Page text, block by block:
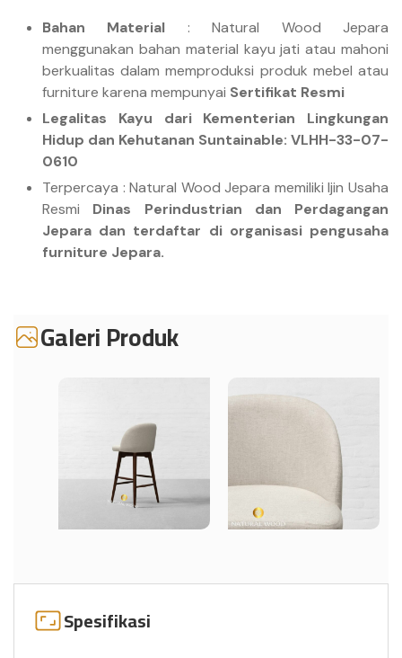
Bahan Material : Natural Wood Jepara
menggunakan bahan material kayu jati atau mahoni
berkualitas dalam memproduksi produk mebel atau
furniture karena mempunyai Sertifikat Resmi
Legalitas Kayu dari Kementerian Lingkungan
Hidup dan Kehutanan Suntainable: VLHH-33-07-
0610
Terpercaya : Natural Wood Jepara memiliki Ijin Usaha
Resmi Dinas Perindustrian dan Perdagangan
Jepara dan terdaftar di organisasi pengusaha
furniture Jepara.
Galeri Produk
Spesifikasi